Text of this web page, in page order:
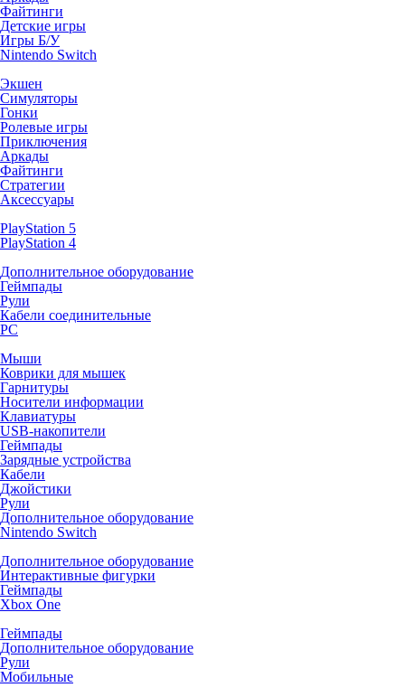
Файтинги
Детские игры
Игры Б/У
Nintendo Switch
Экшен
Симуляторы
Гонки
Ролевые игры
Приключения
Аркады
Файтинги
Стратегии
Аксессуары
PlayStation 5
PlayStation 4
Дополнительное оборудование
Геймпады
Рули
Кабели соединительные
PC
Мыши
Коврики для мышек
Гарнитуры
Носители информации
Клавиатуры
USB-накопители
Геймпады
Зарядные устройства
Кабели
Джойстики
Рули
Дополнительное оборудование
Nintendo Switch
Дополнительное оборудование
Интерактивные фигурки
Геймпады
Xbox One
Геймпады
Дополнительное оборудование
Рули
Мобильные